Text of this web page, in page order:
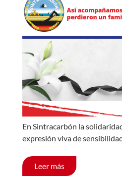
En Sintracarbón la
expresión viva de
Leer más